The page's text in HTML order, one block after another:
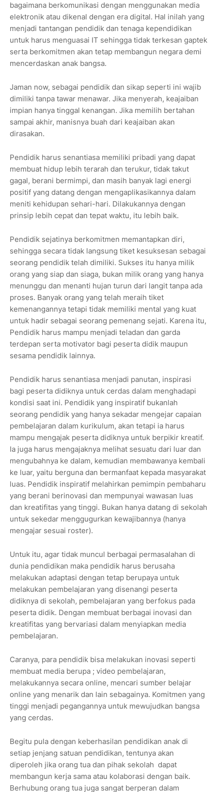
bagaimana berkomunikasi dengan menggunakan media
elektronik atau dikenal dengan era digital. Hal inilah yang
menjadi tantangan pendidik dan tenaga kependidikan
untuk harus menguasai IT sehingga tidak terkesan gaptek
serta berkomitmen akan tetap membangun negara demi
mencerdaskan anak bangsa.
Jaman now, sebagai pendidik dan sikap seperti ini wajib
dimiliki tanpa tawar menawar. Jika menyerah, keajaiban
impian hanya tinggal kenangan. Jika memilih bertahan
sampai akhir, manisnya buah dari keajaiban akan
dirasakan.
Pendidik harus senantiasa memiliki pribadi yang dapat
membuat hidup lebih terarah dan terukur, tidak takut
gagal, berani bermimpi, dan masih banyak lagi energi
positif yang datang dengan mengaplikasikannya dalam
meniti kehidupan sehari-hari. Dilakukannya dengan
prinsip lebih cepat dan tepat waktu, itu lebih baik.
Pendidik sejatinya berkomitmen memantapkan diri,
sehingga secara tidak langsung tiket kesuksesan sebagai
seorang pendidik telah dimiliki. Sukses itu hanya milik
orang yang siap dan siaga, bukan milik orang yang hanya
menunggu dan menanti hujan turun dari langit tanpa ada
proses. Banyak orang yang telah meraih tiket
kemenangannya tetapi tidak memiliki mental yang kuat
untuk hadir sebagai seorang pemenang sejati. Karena itu,
Pendidik harus mampu menjadi teladan dan garda
terdepan serta motivator bagi peserta didik maupun
sesama pendidik lainnya.
Pendidik harus senantiasa menjadi panutan, inspirasi
bagi peserta didiknya untuk cerdas dalam menghadapi
kondisi saat ini. Pendidik yang inspiratif bukanlah
seorang pendidik yang hanya sekadar mengejar capaian
pembelajaran dalam kurikulum, akan tetapi ia harus
mampu mengajak peserta didiknya untuk berpikir kreatif.
Ia juga harus mengajaknya melihat sesuatu dari luar dan
mengubahnya ke dalam, kemudian membawanya kembali
ke luar, yaitu berguna dan bermanfaat kepada masyarakat
luas. Pendidik inspiratif melahirkan pemimpin pembaharu
yang berani berinovasi dan mempunyai wawasan luas
dan kreatifitas yang tinggi. Bukan hanya datang di sekolah
untuk sekedar menggugurkan kewajibannya (hanya
mengajar sesuai roster).
Untuk itu, agar tidak muncul berbagai permasalahan di
dunia pendidikan maka pendidik harus berusaha
melakukan adaptasi dengan tetap berupaya untuk
melakukan pembelajaran yang disenangi peserta
didiknya di sekolah, pembelajaran yang berfokus pada
peserta didik. Dengan membuat berbagai inovasi dan
kreatifitas yang bervariasi dalam menyiapkan media
pembelajaran.
Caranya, para pendidik bisa melakukan inovasi seperti
membuat media berupa ; video pembelajaran,
melakukannya secara online, mencari sumber belajar
online yang menarik dan lain sebagainya. Komitmen yang
tinggi menjadi pegangannya untuk mewujudkan bangsa
yang cerdas.
Begitu pula dengan keberhasilan pendidikan anak di
setiap jenjang satuan pendidikan, tentunya akan
diperoleh jika orang tua dan pihak sekolah dapat
membangun kerja sama atau kolaborasi dengan baik.
Berhubung orang tua juga sangat berperan dalam